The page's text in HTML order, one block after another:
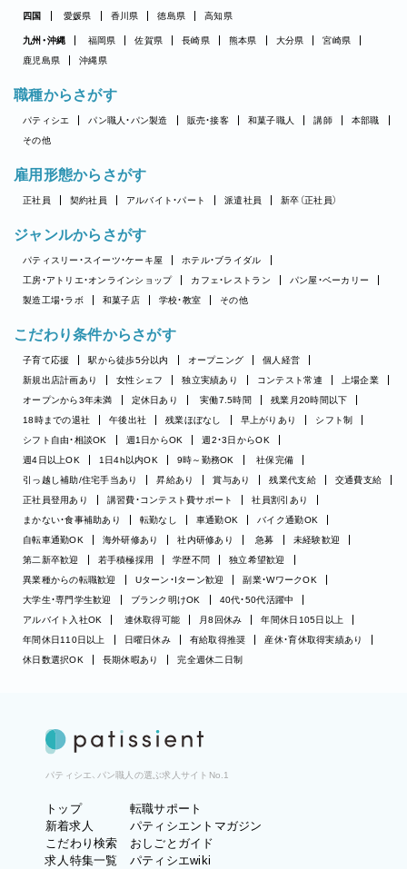
四国 愛媛県 香川県 徳島県 高知県
九州・沖縄 福岡県 佐賀県 長崎県 熊本県 大分県
宮崎県
鹿児島県
沖縄県
職種からさがす
パティシエ パン職人・パン製造 販売・接客 和菓子職人 講師
本部職
その他
雇用形態からさがす
正社員 契約社員 アルバイト・パート 派遣社員 新卒（正社員）
ジャンルからさがす
パティスリー・スイーツ・ケーキ屋
ホテル・ブライダル
工房・アトリエ・オンラインショップ
カフェ・レストラン
パン屋・ベーカリー
製造工場・ラボ
和菓子店 学校・教室 その他
こだわり条件からさがす
子育て応援 駅から徒歩5分以内 オープニング
個人経営
新規出店計画あり
女性シェフ 独立実績あり コンテスト常連
上場企業
オープンから3年未満
定休日あり 実働7.5時間
残業月20時間以下
18時までの退社
午後出社 残業ほぼなし 早上がりあり
シフト制
シフト自由・相談OK
週1日からOK
週2・3日からOK
週4日以上OK
1日4h以内OK 9時～勤務OK
社保完備
引っ越し補助/住宅手当あり
昇給あり 賞与あり 残業代支給
交通費支給
正社員登用あり
講習費・コンテスト費サポート
社員割引あり
まかない・食事補助あり
転勤なし 車通勤OK
バイク通勤OK
自転車通勤OK
海外研修あり 社内研修あり 急募
未経験歓迎
第二新卒歓迎
若手積極採用 学歴不問
独立希望歓迎
異業種からの転職歓迎
Uターン・Iターン歓迎
副業・WワークOK
大学生・専門学生歓迎
ブランク明けOK
40代・50代活躍中
アルバイト入社OK
連休取得可能 月8回休み
年間休日105日以上
年間休日110日以上
日曜日休み 有給取得推奨
産休・育休取得実績あり
休日数選択OK
長期休暇あり 完全週休二日制
パティシエ、パン職人の選ぶ求人サイトNo.1
トップ
新着求人
こだわり検索
求人特集一覧
転職サポート
パティシエントマガジン
おしごとガイド
パティシエwiki